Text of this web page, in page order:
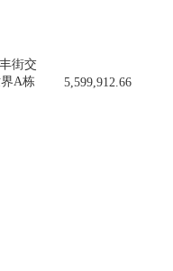
街交
A栋
5,599,912.66